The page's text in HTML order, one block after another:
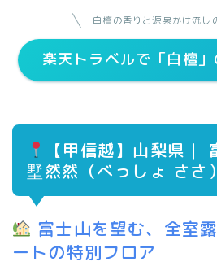
白檀の香りと源泉かけ流し
楽天トラベルで「白檀
【甲信越】山梨県｜
墅然然（べっしょ ささ）
富士山を望む、全室
ートの特別フロア